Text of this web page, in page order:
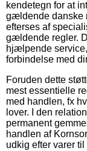
kendetegn for at
gældende danske
efterses af
gældende regler.
hjælpende
forbindelse med
Foruden dette
mest essentielle
med handlen, fx
lover. I den
permanent
handlen af
udkig efter varer